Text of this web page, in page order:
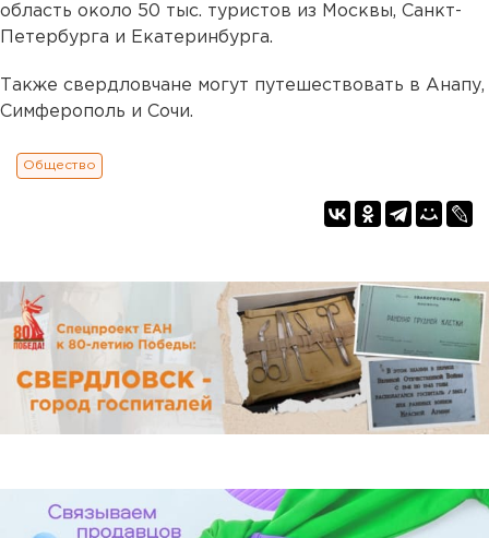
область около 50 тыс. туристов из Москвы, Санкт-
Петербурга и Екатеринбурга.
Также свердловчане могут путешествовать в Анапу,
Симферополь и Сочи.
Общество